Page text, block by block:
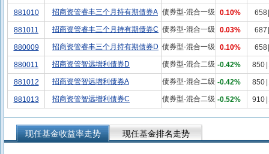
881010 招商资管睿丰三个月持有期债券A 债券型-混合一级 0.10% 658
881011 招商资管睿丰三个月持有期债券C 债券型-混合一级 0.03% 687
880009 招商资管睿丰三个月持有期债券D 债券型-混合一级 0.10% 658
880011 招商资管智远增利债券D 债券型-混合二级 -0.42% 850
881012 招商资管智远增利债券A 债券型-混合二级 -0.42% 850
881013 招商资管智远增利债券C 债券型-混合二级 -0.52% 910
现任基金收益率走势 现任基金排名走势